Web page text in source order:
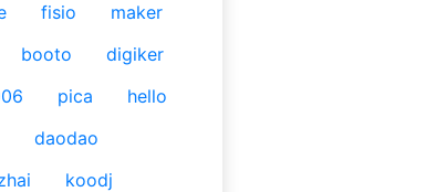
fisio
maker
booto
digiker
pica
hello
daodao
koodj